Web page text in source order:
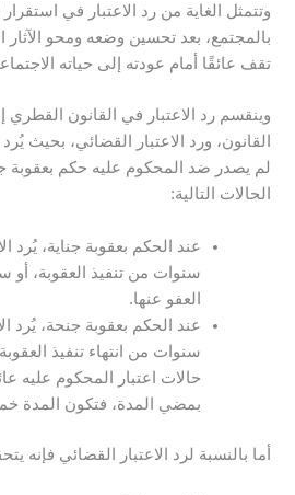
وتتمثل الغاية من رد الاعتبار في استقرار
بالمجتمع، بعد تحسين وضعه ومحو الآثار
تقف عائقًا أمام عودته إلى حياته
وينقسم رد الاعتبار في القانون القطري
القانون، ورد الاعتبار القضائي، بحيث يُرد
لم يصدر ضد المحكوم عليه حكم بعقوبة
الحالات التالية:
عند الحكم بعقوبة جناية،
سنوات من تنفيذ العقوبة،
العفو عنها.
عند الحكم بعقوبة جنحة، يُرد
سنوات من انتهاء تنفيذ
حالات اعتبار المحكوم عليه
بمضي المدة، فتكون المدة
أما بالنسبة لرد الاعتبار القضائي فإنه